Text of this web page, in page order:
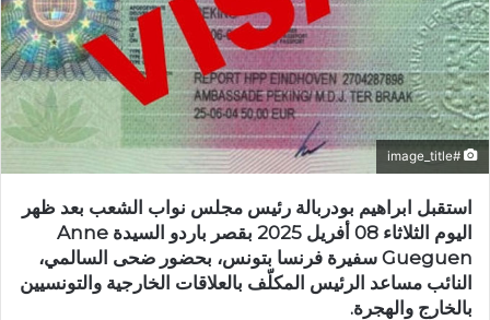
#image_title
استقبل ابراهيم بودربالة رئيس مجلس نواب الشعب بعد ظهر
اليوم الثلاثاء 08 أفريل 2025 بقصر باردو السيدة Anne
Gueguen سفيرة فرنسا بتونس، بحضور ضحى السالمي،
النائب مساعد الرئيس المكلّف بالعلاقات الخارجية والتونسيين
بالخارج والهجرة.